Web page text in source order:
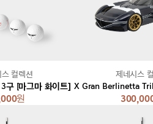
구 [마그마 화이트]
원
컬렉션 제네시스